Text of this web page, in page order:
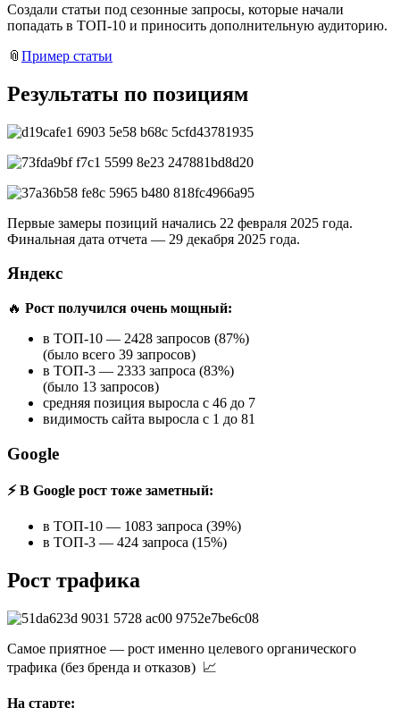
Создали статьи под сезонные запросы, которые начали
попадать в ТОП-10 и приносить дополнительную аудиторию.
📎 Пример статьи
Результаты по позициям
Первые замеры позиций начались 22 февраля 2025 года.
Финальная дата отчета — 29 декабря 2025 года.
Яндекс
🔥 Рост получился очень мощный:
в ТОП-10 — 2428 запросов (87%)
(было всего 39 запросов)
в ТОП-3 — 2333 запроса (83%)
(было 13 запросов)
средняя позиция выросла с 46 до 7
видимость сайта выросла с 1 до 81
Google
⚡ В Google рост тоже заметный:
в ТОП-10 — 1083 запроса (39%)
в ТОП-3 — 424 запроса (15%)
Рост трафика
Самое приятное — рост именно целевого органического
трафика (без бренда и отказов) 📈
На старте: